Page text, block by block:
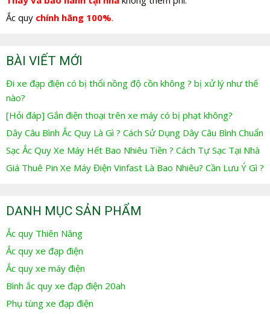
Ắc quy chính hãng 100%.
BÀI VIẾT MỚI
Đi xe đạp điện có bị thổi nồng độ cồn không ? bị xử lý như thế
nào?
[Hỏi đáp] Gắn điện thoại trên xe máy có bị phạt không?
Dây Câu Bình Ắc Quy Là Gì ? Cách Sử Dụng Dây Câu Bình Chuẩn
Sạc Ắc Quy Xe Máy Hết Bao Nhiêu Tiền ? Cách Tự Sạc Tại Nhà
Giá Thuê Pin Xe Máy Điện Vinfast Là Bao Nhiêu? Cần Lưu Ý Gì ?
DANH MỤC SẢN PHẨM
Ắc quy Thiên Năng
Ắc quy xe đạp điện
Ắc quy xe máy điện
Bình ắc quy xe đạp điện 20ah
Phụ tùng xe đạp điện